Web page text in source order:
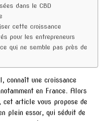
dans le CBD
cette croissance
pour les entrepreneurs
qui ne semble pas près de
connaît une croissance
en France. Alors
article vous propose de
plein essor, qui séduit de